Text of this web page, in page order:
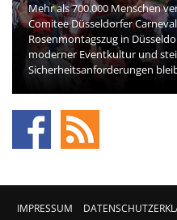
Mehr als 700.000 Menschen
Comitee Düsseldorfer
Rosenmontagszug in
moderner Eventkultur und
Sicherheitsanforderungen
IMPRESSUM